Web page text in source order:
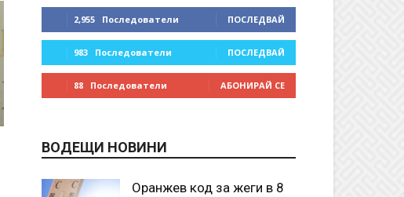
2,955 Последователи ПОСЛЕДВАЙ
983 Последователи ПОСЛЕДВАЙ
88 Последователи АБОНИРАЙ СЕ
ВОДЕЩИ НОВИНИ
Оранжев код за жеги в 8